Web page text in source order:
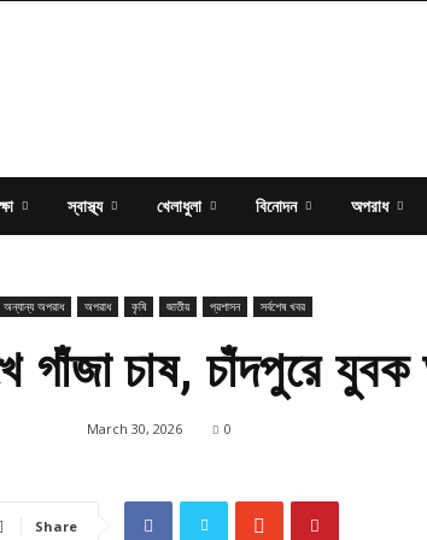
স্বাস্থ্য খেলাধুলা বিনোদন অপরাধ
অন্যান্য অপরাধ অপরাধ কৃষি জাতীয় প্রশাসন সর্বশেষ খবর
গাঁজা চাষ, চাঁদপুরে
March 30, 2026 0
Share